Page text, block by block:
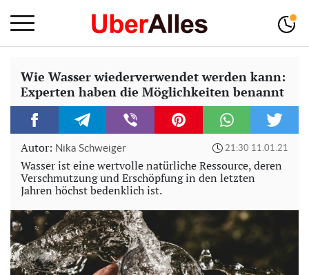
Wie Wasser wiederverwendet werden kann:
Experten haben die Möglichkeiten benannt
Autor: Nika Schweiger 21:30 11.01.21
Wasser ist eine wertvolle natürliche Ressource, deren
Verschmutzung und Erschöpfung in den letzten
Jahren höchst bedenklich ist.